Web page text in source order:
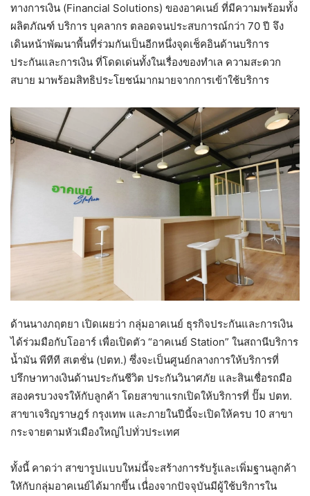
ทางการเงิน (Financial Solutions) ของอาคเนย์ ที่มีความพร้อมทั้ง
ผลิตภัณฑ์ บริการ บุคลากร ตลอดจนประสบการณ์กว่า 70 ปี จึง
เดินหน้าพัฒนาพื้นที่ร่วมกันเป็นอีกหนึ่งจุดเช็คอินด้านบริการ
ประกันและการเงิน ที่โดดเด่นทั้งในเรื่องของทำเล ความสะดวก
สบาย มาพร้อมสิทธิประโยชน์มากมายจากการเข้าใช้บริการ
ด้านนางภฤตยา เปิดเผยว่า กลุ่มอาคเนย์ ธุรกิจประกันและการเงิน
ได้ร่วมมือกับโออาร์ เพื่อเปิดตัว “อาคเนย์ Station” ในสถานีบริการ
น้ำมัน พีทีที สเตชั่น (ปตท.) ซึ่งจะเป็นศูนย์กลางการให้บริการที่
ปรึกษาทางเงินด้านประกันชีวิต ประกันวินาศภัย และสินเชื่อรถมือ
สองครบวงจรให้กับลูกค้า โดยสาขาแรกเปิดให้บริการที่ ปั๊ม ปตท.
สาขาเจริญราษฎร์ กรุงเทพ และภายในปีนี้จะเปิดให้ครบ 10 สาขา
กระจายตามหัวเมืองใหญ่ไปทั่วประเทศ
ทั้งนี้ คาดว่า สาขารูปแบบใหม่นี้จะสร้างการรับรู้และเพิ่มฐานลูกค้า
ใหักับกลุ่มอาคเนย์ได้มากขึ้น เนื่่องจากปัจจุบันมีผู้ใช้บริการใน